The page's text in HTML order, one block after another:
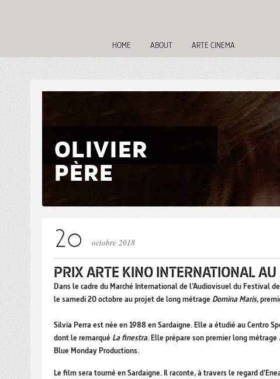
HOME ABOUT ARTE CINEMA
OLIVIER
PÈRE
octobre 2018
PRIX ARTE KINO INTERNATIONAL
Dans le cadre du Marché International de l’Audiovisuel du Festival
le samedi 20 octobre au projet de long métrage Domina Maris,
Silvia Perra est née en 1988 en Sardaigne. Elle a étudié au Centro
dont le remarqué La finestra. Elle prépare son premier long métrage
Blue Monday Productions.
Le film sera tourné en Sardaigne. Il raconte, à travers le regard